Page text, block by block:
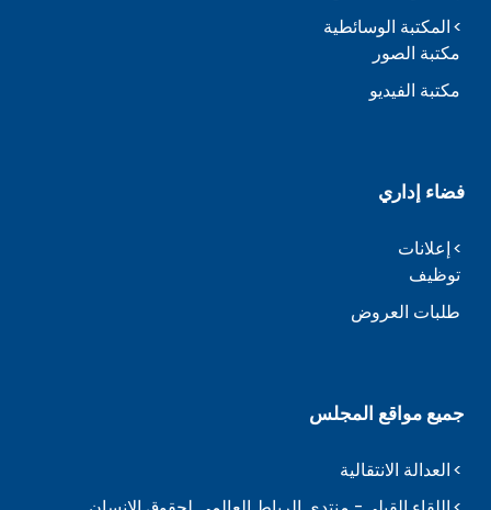
المكتبة الوسائطية
مكتبة الصور
مكتبة الفيديو
فضاء إداري
إعلانات
توظيف
طلبات العروض
جميع مواقع المجلس
العدالة الانتقالية